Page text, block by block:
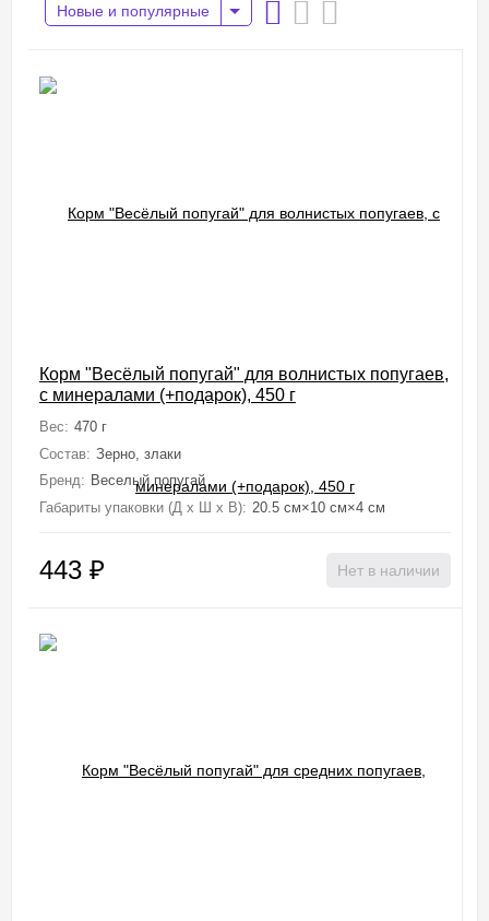
Новые и популярные
Корм "Весёлый попугай" для волнистых попугаев,
с минералами (+подарок), 450 г
Вес: 470 г
Состав: Зерно, злаки
Бренд: Веселый попугай
Габариты упаковки (Д х Ш х В): 20.5 см×10 см×4 см
443 ₽ Нет в наличии